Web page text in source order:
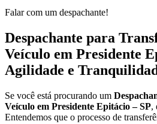
Falar com um despachante!
Despachante para
Veículo em Presidente
Agilidade e
Se você está procurando um
Veículo em Presidente Epitácio – SP,
Entendemos que o processo de